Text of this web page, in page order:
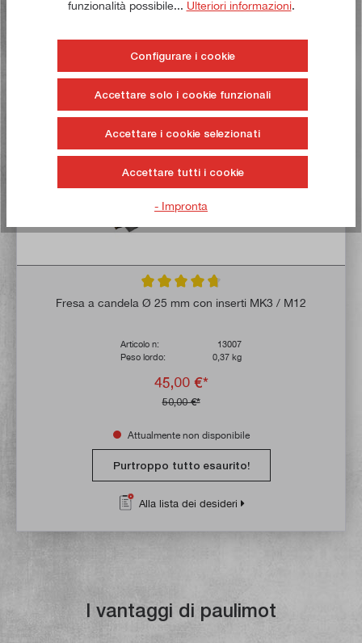
Valutazione media di 4.8 su 5 stelle
Fresa a candela Ø 25 mm con inserti MK3 / M12
Articolo n:
13007
Peso lordo:
0,37 kg
45,00 €*
50,00 €*
Comprate ora!
Attualmente non disponibile
Purtroppo tutto esaurito!
Alla lista dei desideri
I vantaggi di paulimot
funzionalità possibile... Ulteriori informazioni.
Configurare i cookie
Accettare solo i cookie funzionali
Accettare i cookie selezionati
Accettare tutti i cookie
- Impronta